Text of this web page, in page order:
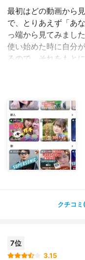
最初はどの動画から
で、とりあえず「あ
っ端から見てみまし
使い始めた時に自分
るので、それをもと
りもしてます?
いろんな種類の配信
たらあっという間に
時間潰しには最適です
クチコ
7位
3.15